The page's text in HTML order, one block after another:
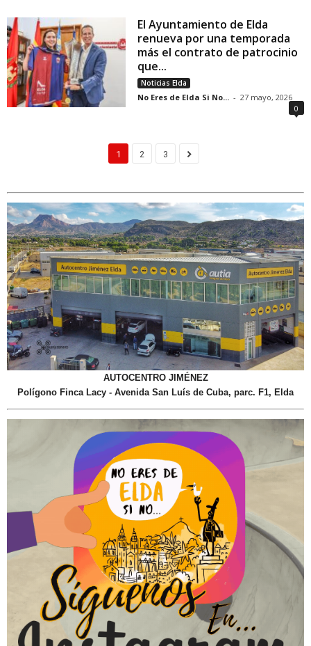
El Ayuntamiento de Elda
renueva por una temporada
más el contrato de patrocinio
que...
Noticias Elda
No Eres de Elda Si No... - 27 mayo, 2026
0
1 2 3
AUTOCENTRO JIMÉNEZ
Polígono Finca Lacy - Avenida San Luís de Cuba, parc. F1, Elda